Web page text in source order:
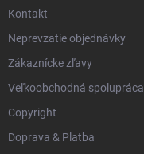
Kontakt
Neprevzatie objednávky
Zákaznícke zľavy
Veľkoobchodná spolupráca
Copyright
Doprava & Platba